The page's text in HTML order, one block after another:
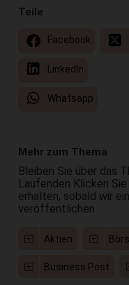
Teile
Facebook
LinkedIn
Whatsapp
Mehr zum Thema
Bleiben Sie über das
Laufenden Klicken
erhalten, sobald wir
veröffentlichen
Aktien
Business Post